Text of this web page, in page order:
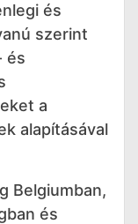
és
szerint
és
a
alapításával
Belgiumban,
és